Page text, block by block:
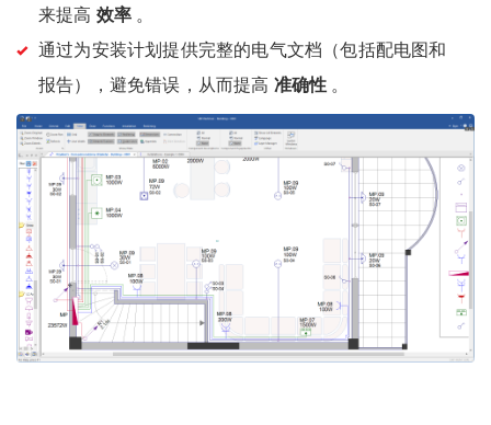
来提高 效率 。
通过为安装计划提供完整的电气文档（包括配电图和
报告），避免错误，从而提高 准确性。